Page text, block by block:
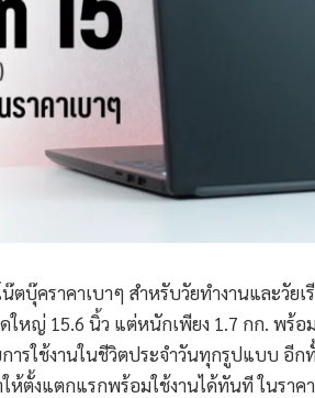
ตบุ๊คราคาเบาๆ สำหรับวัยทำงานและวัย
ใหญ่ 15.6 นิ้ว แต่หนักเพียง 1.7 กก. พร้อ
ารใช้งานในชีวิตประจำวันทุกรูปแบบ อีก
ห้ตั้งแตกแรกพร้อมใช้งานได้ทันที ในราค